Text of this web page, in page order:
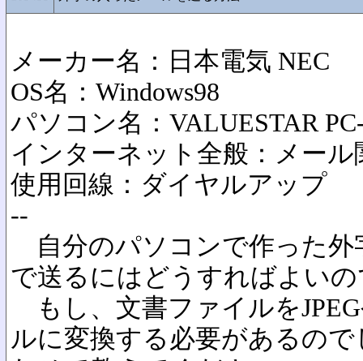
メーカー名：日本電気 NEC
OS名：Windows98
パソコン名：VALUESTAR
インターネット全般：メール
使用回線：ダイヤルアップ
--
自分のパソコンで作った外
で送るにはどうすればよい
もし、文書ファイルを
ルに変換する必要があるの